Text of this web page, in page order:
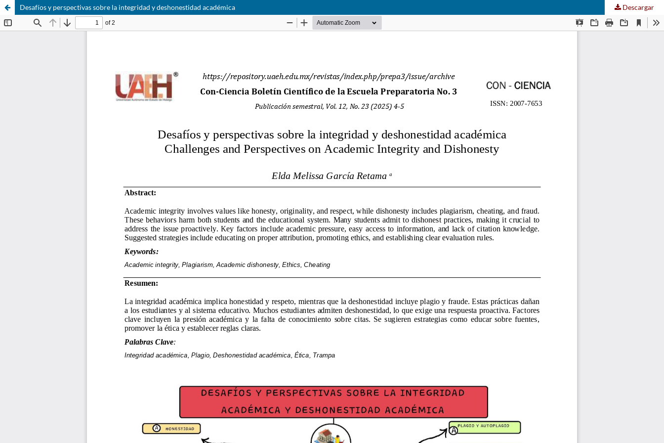
Desafíos y perspectivas sobre la integridad y deshonestidad académica Descargar